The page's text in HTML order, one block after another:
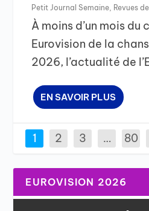
Petit Journal Semaine Revues
À moins d’un mois du
Eurovision de la
2026, l’actualité de
EN SAVOIR PLUS
1 2 3 … 80
EUROVISION 2026